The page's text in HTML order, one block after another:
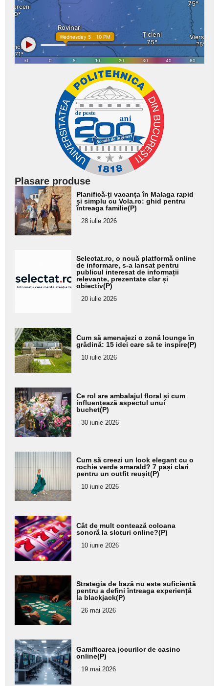
Plasare produse
Adaugă
aici textul
pentru
subtitlu
Planifică-ți vacanța în Malaga rapid
și simplu cu Vola.ro: ghid pentru
întreaga familie(P)
28 iulie 2026
pentru
subtitlu
Selectat.ro, o nouă platformă online
de informare, s-a lansat pentru
publicul interesat de informații
relevante, prezentate clar și
obiectiv(P)
20 iulie 2026
Adaugă
aici textul
pentru
subtitlu
Cum să amenajezi o zonă lounge în
grădină: 15 idei care să te inspire(P)
10 iulie 2026
Adaugă
aici textul
pentru
subtitlu
Ce rol are ambalajul floral și cum
influențează aspectul unui
buchet(P)
30 iunie 2026
Adaugă
aici textul
pentru
subtitlu
Cum să creezi un look elegant cu o
rochie verde smarald? 7 pași clari
pentru un outfit reușit(P)
10 iunie 2026
Adaugă
aici textul
pentru
subtitlu
Cât de mult contează coloana
sonoră la sloturi online?(P)
10 iunie 2026
Adaugă
aici textul
pentru
subtitlu
Strategia de bază nu este suficientă
pentru a defini întreaga experiență
la blackjack(P)
26 mai 2026
Adaugă
aici textul
pentru
subtitlu
Gamificarea jocurilor de casino
online(P)
19 mai 2026